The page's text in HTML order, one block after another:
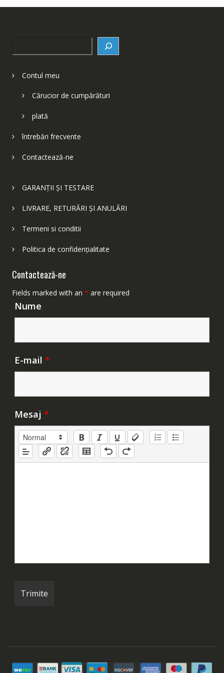
Contul meu
Cărucior de cumpărături
plată
întrebări frecvente
Contactează-ne
GARANȚII ȘI TESTARE
LIVRARE, RETURĂRI ȘI ANULĂRI
Termeni si conditii
Politica de confidențialitate
Contactează-ne
Fields marked with an * are required
Nume
E-mail *
Mesaj *